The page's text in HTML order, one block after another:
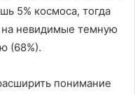
5% космоса, тогда
на невидимые темную
(68%).
понимание